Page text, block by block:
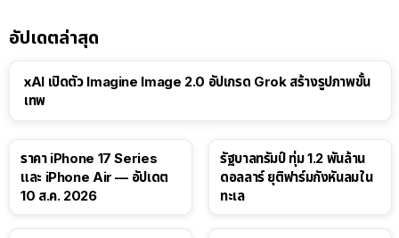
อัปเดตล่าสุด
xAI เปิดตัว Imagine Image 2.0 อัปเกรด Grok สร้างรูปภาพขั้น
เทพ
ราคา iPhone 17 Series
และ iPhone Air — อัปเดต
10 ส.ค. 2026
รัฐบาลทรัมป์ ทุ่ม 1.2 พันล้าน
ดอลลาร์ ยุติฟาร์มกังหันลมใน
ทะเล